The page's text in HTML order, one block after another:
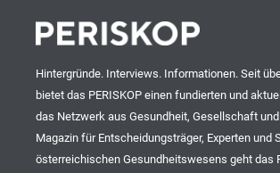
Hintergründe. Interviews. Informationen. Seit
bietet das PERISKOP einen fundierten und
das Netzwerk aus Gesundheit, Gesellschaft
Magazin für Entscheidungsträger, Experten und
österreichischen Gesundheitswesens geht das